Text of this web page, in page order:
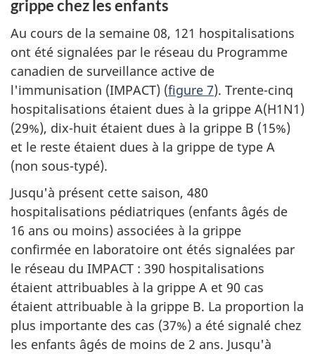
grippe chez les enfants
Au cours de la semaine 08, 121 hospitalisations
ont été signalées par le réseau du Programme
canadien de surveillance active de
l'immunisation (IMPACT) (figure 7). Trente-cinq
hospitalisations étaient dues à la grippe A(H1N1)
(29%), dix-huit étaient dues à la grippe B (15%)
et le reste étaient dues à la grippe de type A
(non sous-typé).
Jusqu'à présent cette saison, 480
hospitalisations pédiatriques (enfants âgés de
16 ans ou moins) associées à la grippe
confirmée en laboratoire ont étés signalées par
le réseau du IMPACT : 390 hospitalisations
étaient attribuables à la grippe A et 90 cas
étaient attribuable à la grippe B. La proportion la
plus importante des cas (37%) a été signalé chez
les enfants âgés de moins de 2 ans. Jusqu'à